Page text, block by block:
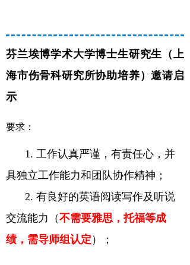
芬兰埃博学术大学博士生研究生（上
海市伤骨科研究所协助培养）邀请启
示
要求：
1. 工作认真严谨，有责任心，并
具独立工作能力和团队协作精神；
2. 有良好的英语阅读写作及听说
交流能力（不需要雅思，托福等成
绩，需导师组认定 ）；